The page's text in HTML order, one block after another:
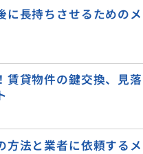
に長持ちさせるための
賃貸物件の鍵交換、見
方法と業者に依頼する